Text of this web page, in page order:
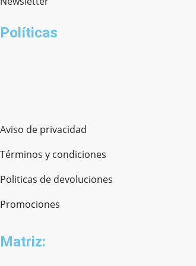
Políticas
Aviso de privacidad
Términos y condiciones
Politicas de devoluciones
Promociones
Matriz: